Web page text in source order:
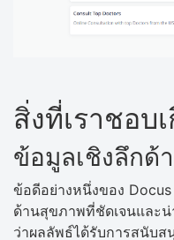
สิ่งที่เราชอบ
ข้อมูลเชิงลึกด้
ข้อดีอย่างหนึ่งของ
ด้านสุขภาพที่ชัดเจนและ
ว่าผลลัพธ์ได้รับการสนับส